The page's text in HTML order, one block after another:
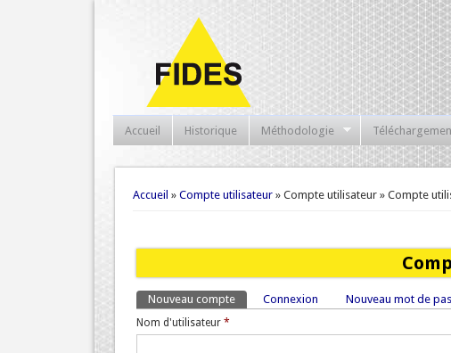
Accueil Historique Méthodologie
Vous êtes ici
Accueil » Compte utilisateur» Compte utilisateur » Compte
Onglets principaux
Nouveau compte (onglet actif)
Connexion Nouveau mot de
Nom d'utilisateur*